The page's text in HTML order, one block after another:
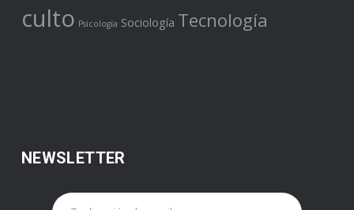
culto Psicología Sociología Tecnología
NEWSLETTER